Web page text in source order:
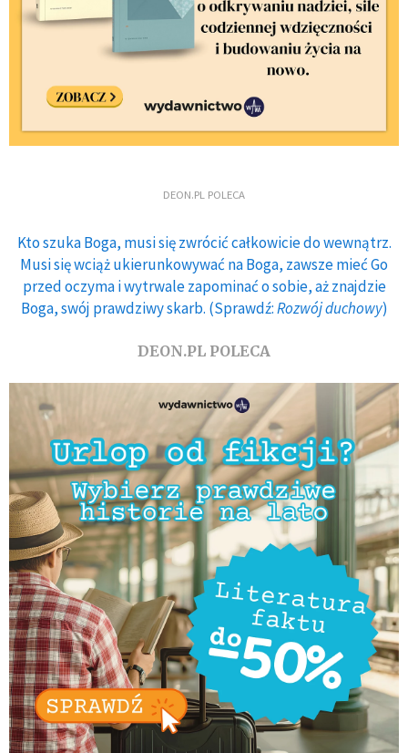
DEON.PL POLECA
Kto szuka Boga, musi się zwrócić całkowicie do wewnątrz.
Musi się wciąż ukierunkowywać na Boga, zawsze mieć Go
przed oczyma i wytrwale zapominać o sobie, aż znajdzie
Boga, swój prawdziwy skarb. (Sprawdź:Rozwój duchowy)
DEON.PL POLECA